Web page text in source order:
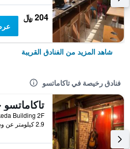
204 ﷼
شاهد المزيد من الفنادق القريبة
فنادق رخيصة في تاكاماتسو
2.9 كيلومتر عن وسط المدينة